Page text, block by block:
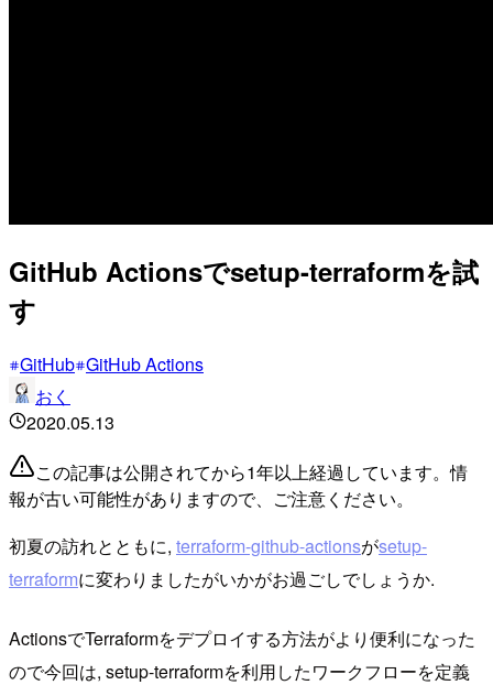
GitHub Actionsでsetup-terraformを試
す
GitHub GitHub Actions
おく
2020.05.13
この記事は公開されてから1年以上経過しています。情
報が古い可能性がありますので、ご注意ください。
初夏の訪れとともに, terraform-github-actionsがsetup-
terraformに変わりましたがいかがお過ごしでしょうか.
ActionsでTerraformをデプロイする方法がより便利になった
ので今回は, setup-terraformを利用したワークフローを定義